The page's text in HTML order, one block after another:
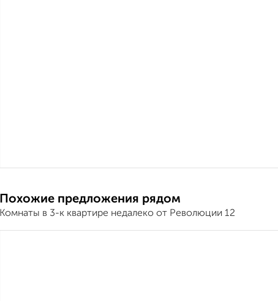
Похожие предложения рядом
Комнаты в 3-к квартире недалеко от Революции 12